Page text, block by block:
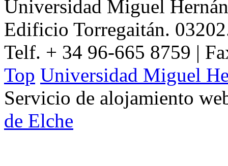
Universidad Miguel
Edificio Torregaitán.
Telf. + 34 96-665 8759 |
Top Universidad Miguel
Servicio de alojamiento
de Elche